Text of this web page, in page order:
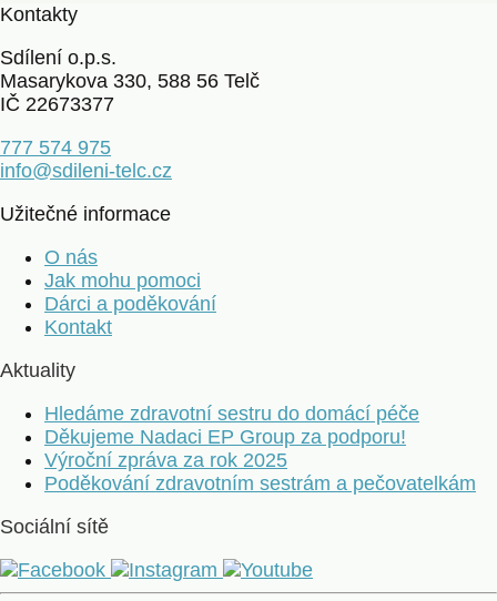
Kontakty
Sdílení o.p.s.
Masarykova 330, 588 56 Telč
IČ 22673377
777 574 975
info@sdileni-telc.cz
Užitečné informace
O nás
Jak mohu pomoci
Dárci a poděkování
Kontakt
Aktuality
Hledáme zdravotní sestru do domácí péče
Děkujeme Nadaci EP Group za podporu!
Výroční zpráva za rok 2025
Poděkování zdravotním sestrám a pečovatelkám
Sociální sítě